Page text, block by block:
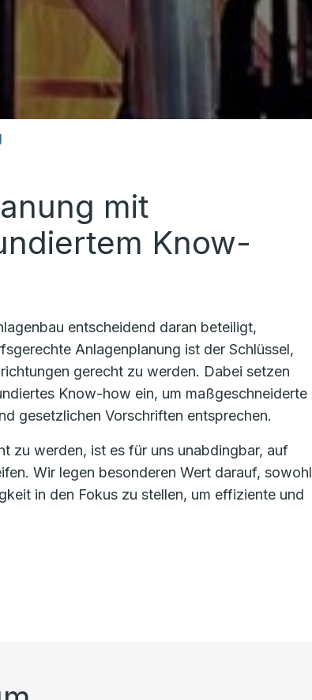
mit
Know-
entscheidend daran beteiligt,
Anlagenplanung ist der Schlüssel,
gerecht zu werden. Dabei setzen
Know-how ein, um maßgeschneiderte
gesetzlichen Vorschriften entsprechen.
zu werden, ist es für uns unabdingbar, auf
Wir legen besonderen Wert darauf, sowohl
in den Fokus zu stellen, um effiziente und